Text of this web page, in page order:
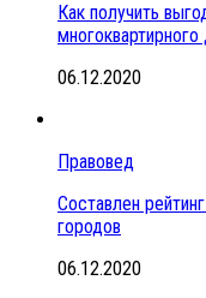
Как получить
06.12.2020
Правовед
Составлен
городов
06.12.2020